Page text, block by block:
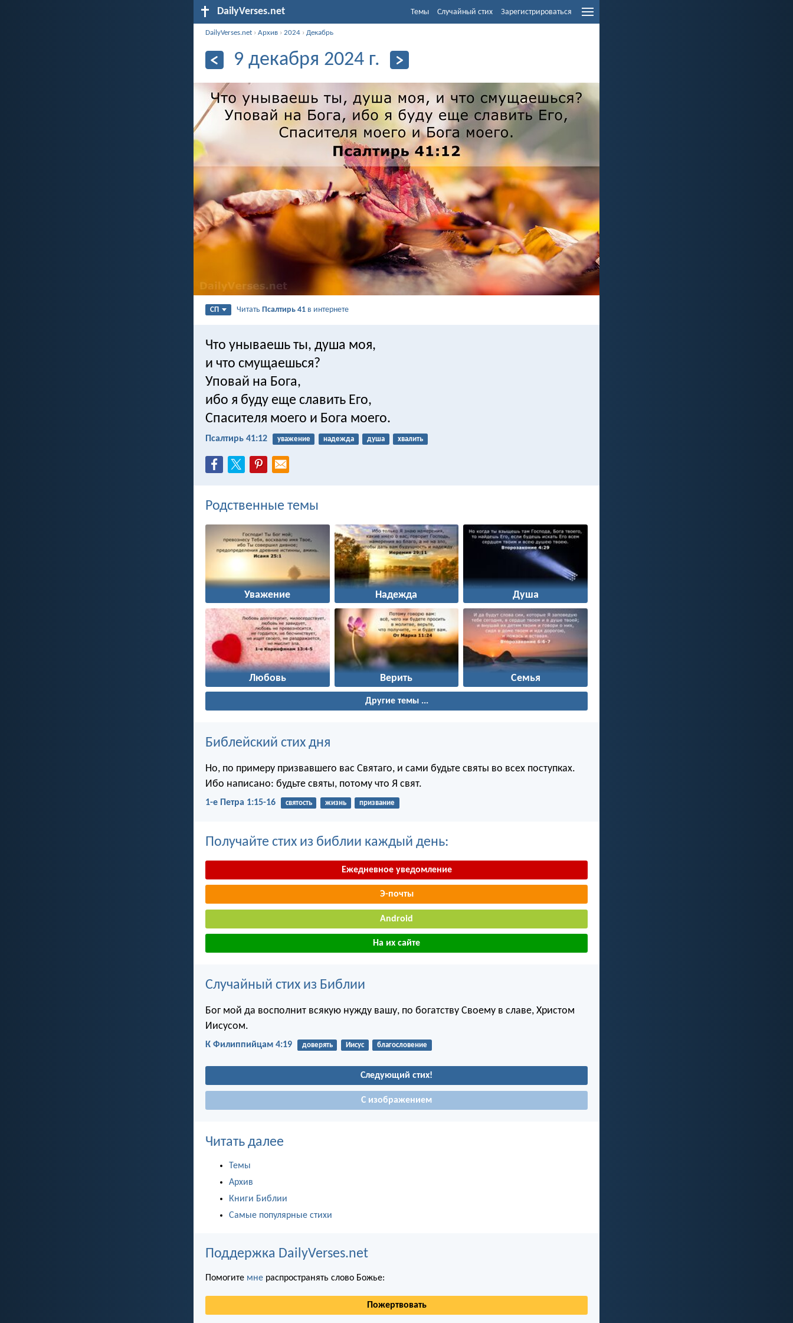
DailyVerses.net Темы Случайный стих Зарегистрироваться
DailyVerses.net ›Архив ›2024 ›Декабрь
9 декабря 2024 г.
СП ЧитатьПсалтирь 41 в интернете
Что унываешь ты, душа моя,
и что смущаешься?
Уповай на Бога,
ибо я буду еще славить Его,
Спасителя моего и Бога моего.
Псалтирь 41:12 уважение надежда душа хвалить
Родственные темы
Уважение Надежда Душа
Любовь Верить Семья
Другие темы ...
Библейский стих дня
Но, по примеру призвавшего вас Святаго, и сами будьте святы во всех поступках.
Ибо написано: будьте святы, потому что Я свят.
1-е Петра 1:15-16 святость жизнь призвание
Получайте стих из библии каждый день:
Ежедневное уведомление
Э-почты
Android
На их сайте
Случайный стих из Библии
Бог мой да восполнит всякую нужду вашу, по богатству Своему в славе, Христом
Иисусом.
К Филиппийцам 4:19 доверять Иисус благословение
Следующий стих!
С изображением
Читать далее
Темы
Архив
Книги Библии
Самые популярные стихи
Поддержка DailyVerses.net
Помогите мне распространять слово Божье:
Пожертвовать